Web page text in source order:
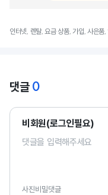
인터넷, 렌탈, 요금 상품, 가입, 사은
댓글 0
비회원(로그인필요)
사진비밀댓글